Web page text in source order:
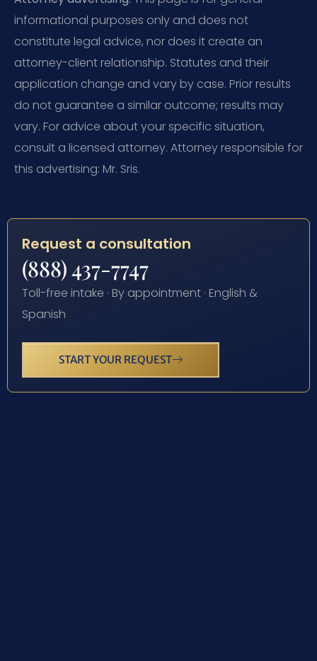
informational purposes only and does not
constitute legal advice, nor does it create an
attorney-client relationship. Statutes and their
application change and vary by case. Prior results
do not guarantee a similar outcome; results may
vary. For advice about your specific situation,
consult a licensed attorney. Attorney responsible for
this advertising: Mr. Sris.
Request a consultation
(888) 437-7747
Toll-free intake · By appointment · English &
Spanish
START YOUR REQUEST